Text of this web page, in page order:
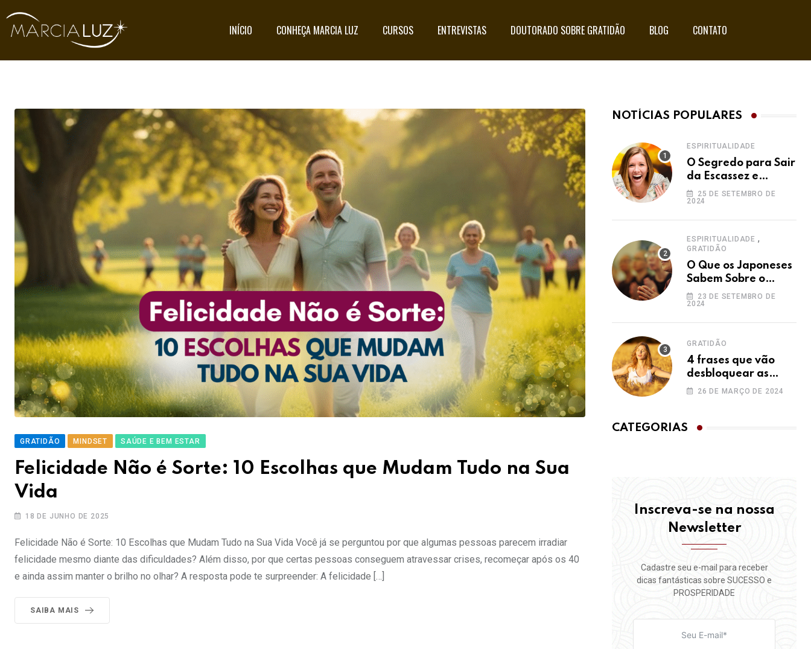
INÍCIO CONHEÇA MARCIA LUZ CURSOS ENTREVISTAS DOUTORADO SOBRE GRATIDÃO BLOG CONTATO
GRATIDÃO MINDSET SAÚDE E BEM ESTAR
Felicidade Não é Sorte: 10 Escolhas que Mudam Tudo na Sua
Vida
18 DE JUNHO DE 2025
Felicidade Não é Sorte: 10 Escolhas que Mudam Tudo na Sua Vida Você já se perguntou por que algumas pessoas parecem irradiar
felicidade mesmo diante das dificuldades? Além disso, por que certas pessoas conseguem atravessar crises, recomeçar após os 40
e ainda assim manter o brilho no olhar? A resposta pode te surpreender: A felicidade […]
SAIBA MAIS
NOTÍCIAS POPULARES
ESPIRITUALIDADE
O Segredo para Sair
da Escassez e
Acessar a
Abundância:
25 DE SETEMBRO DE
2024
ESPIRITUALIDADE ,
GRATIDÃO
O Que os Japoneses
Sabem Sobre o
Ho’oponopono e
Você Não
23 DE SETEMBRO DE
2024
GRATIDÃO
4 frases que vão
desbloquear as
bênçãos na sua vida
26 DE MARÇO DE 2024
CATEGORIAS
Inscreva-se na nossa
Newsletter
Cadastre seu e-mail para receber
dicas fantásticas sobre SUCESSO e
PROSPERIDADE